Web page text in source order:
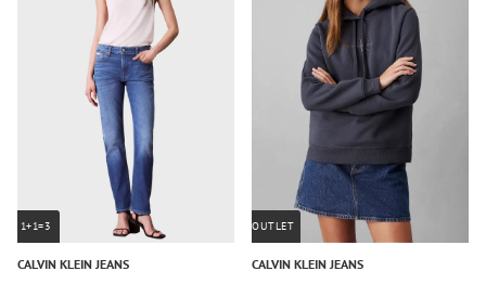
1+1=3
CALVIN KLEIN JEANS
OUTLET
CALVIN KLEIN JEANS